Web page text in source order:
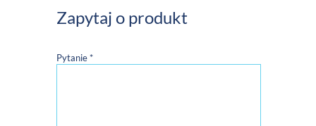
Zapytaj o produkt
Pytanie *